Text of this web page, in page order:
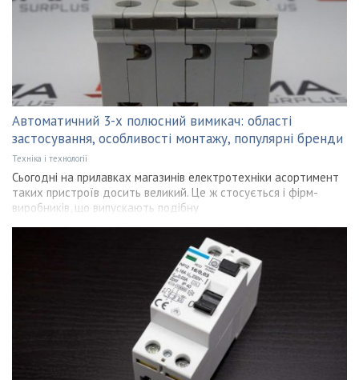
Автоматичний 3-х полюсний вимикач: області
застосування, особливості монтажу, популярні бренди
Техніка і технології
Сьогодні на прилавках магазинів електротехніки асортимент
таких пристроїв досить великий. Це ж стосується і фірм-
виробників, що випускають подібну